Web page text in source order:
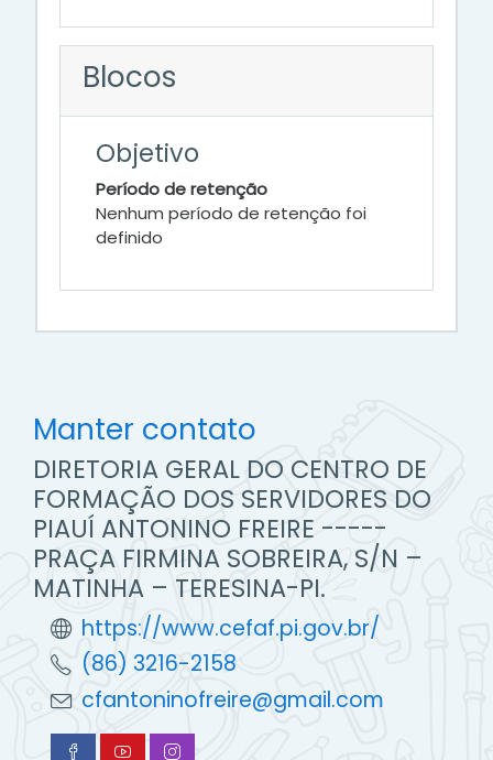
Blocos
Objetivo
Período de retenção
Nenhum período de retenção foi
definido
Manter contato
DIRETORIA GERAL DO CENTRO DE
FORMAÇÃO DOS SERVIDORES DO
PIAUÍ ANTONINO FREIRE -----
PRAÇA FIRMINA SOBREIRA, S/N –
MATINHA – TERESINA-PI.
https://www.cefaf.pi.gov.br/
(86) 3216-2158
cfantoninofreire@gmail.com